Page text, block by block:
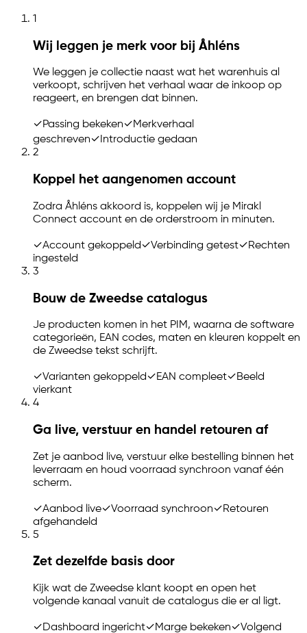
1
Wij leggen je merk voor bij Åhléns
We leggen je collectie naast wat het warenhuis al
verkoopt, schrijven het verhaal waar de inkoop op
reageert, en brengen dat binnen.
✓Passing bekeken✓Merkverhaal
geschreven✓Introductie gedaan
2
Koppel het aangenomen account
Zodra Åhléns akkoord is, koppelen wij je Mirakl
Connect account en de orderstroom in minuten.
✓Account gekoppeld ✓Verbinding getest✓Rechten
ingesteld
3
Bouw de Zweedse catalogus
Je producten komen in het PIM, waarna de software
categorieën, EAN codes, maten en kleuren koppelt en
de Zweedse tekst schrijft.
✓Varianten gekoppeld✓EAN compleet✓Beeld
vierkant
4
Ga live, verstuur en handel retouren af
Zet je aanbod live, verstuur elke bestelling binnen het
leverraam en houd voorraad synchroon vanaf één
scherm.
✓Aanbod live✓Voorraad synchroon✓Retouren
afgehandeld
5
Zet dezelfde basis door
Kijk wat de Zweedse klant koopt en open het
volgende kanaal vanuit de catalogus die er al ligt.
✓Dashboard ingericht✓Marge bekeken✓Volgend